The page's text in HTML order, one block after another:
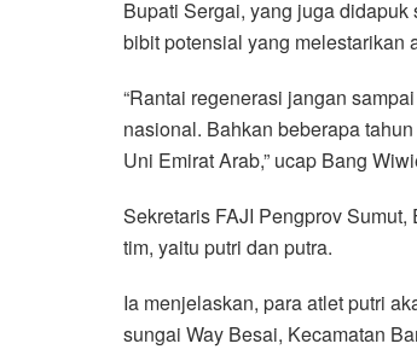
Bupati Sergai, yang juga
bibit potensial yang melestarikan
“Rantai regenerasi jangan
nasional. Bahkan beberapa
Uni Emirat Arab,” ucap Bang
Sekretaris FAJI Pengprov
tim, yaitu putri dan putra.
Ia menjelaskan, para atlet putri
sungai Way Besai, Kecamatan